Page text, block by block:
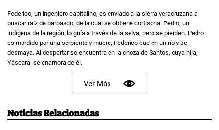
Federico, un ingeniero capitalino, es enviado a la sierra veracruzana a
buscar raíz de barbasco, de la cual se obtiene cortisona. Pedro, un
indígena de la región, lo guía a través de la selva, pero se pierden. Pedro
es mordido por una serpiente y muere, Federico cae en un río y se
desmaya. Al despertar se encuentra en la choza de Santos, cuya hija,
Yáscara, se enamora de él.
Ver Más
Noticias Relacionadas